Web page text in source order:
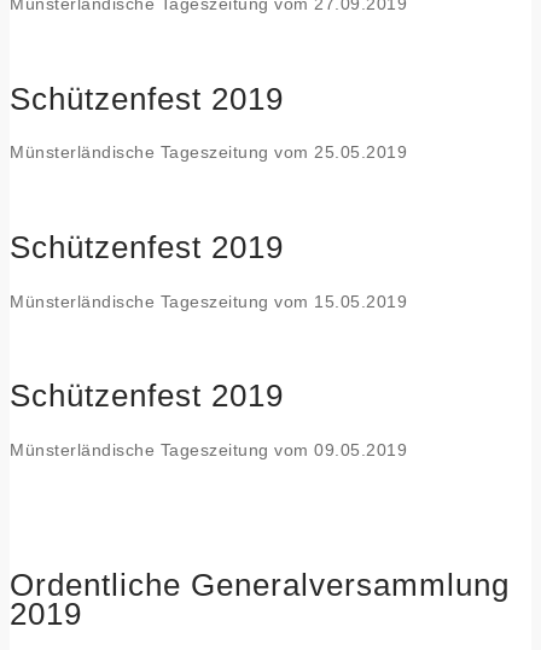
Münsterländische Tageszeitung vom 27.09.2019
Schützenfest 2019
Münsterländische Tageszeitung vom 25.05.2019
Schützenfest 2019
Münsterländische Tageszeitung vom 15.05.2019
Schützenfest 2019
Münsterländische Tageszeitung vom 09.05.2019
Ordentliche Generalversammlung
2019